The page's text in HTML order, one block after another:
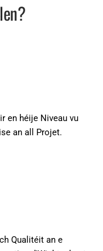
en héije Niveau vu
an all Projet.
Qualitéit an e